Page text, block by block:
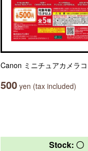
Canon ミニチュアカメラ
500 yen (tax included)
Stock: 〇